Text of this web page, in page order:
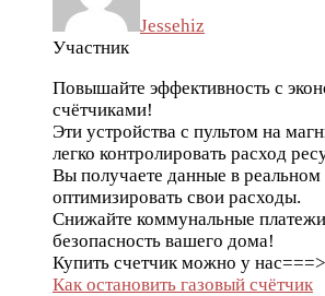
Jessehiz
Участник
Повышайте эффективность с
счётчиками!
Эти устройства с пультом на
легко контролировать расход
Вы получаете данные в
оптимизировать свои расходы.
Снижайте коммунальные
безопасность вашего дома!
Купить счетчик можно у
Как остановить газовый счётчик